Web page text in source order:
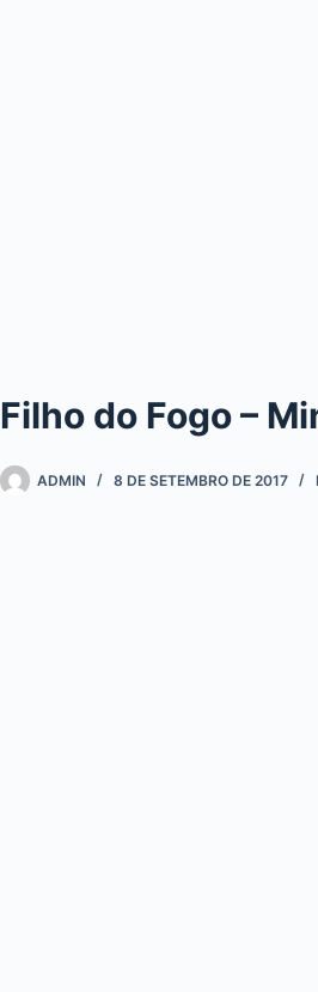
Filho do Fogo –
ADMIN 8 DE SETEMBRO DE 2017